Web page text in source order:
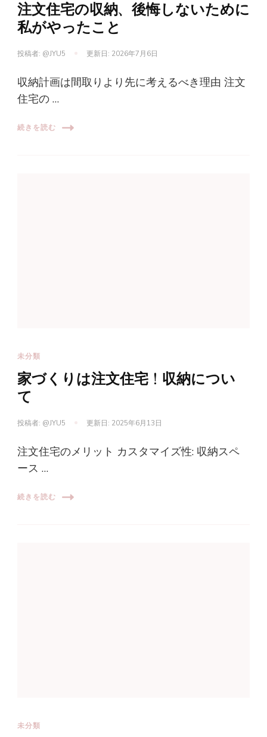
注文住宅の収納、後悔しないために
私がやったこと
投稿者: @JYU5 更新日: 2026年7月6日
収納計画は間取りより先に考えるべき理由 注文
住宅の …
続きを読む
未分類
家づくりは注文住宅！収納につい
て
投稿者: @JYU5 更新日: 2025年6月13日
注文住宅のメリット カスタマイズ性: 収納スペ
ース …
続きを読む
未分類